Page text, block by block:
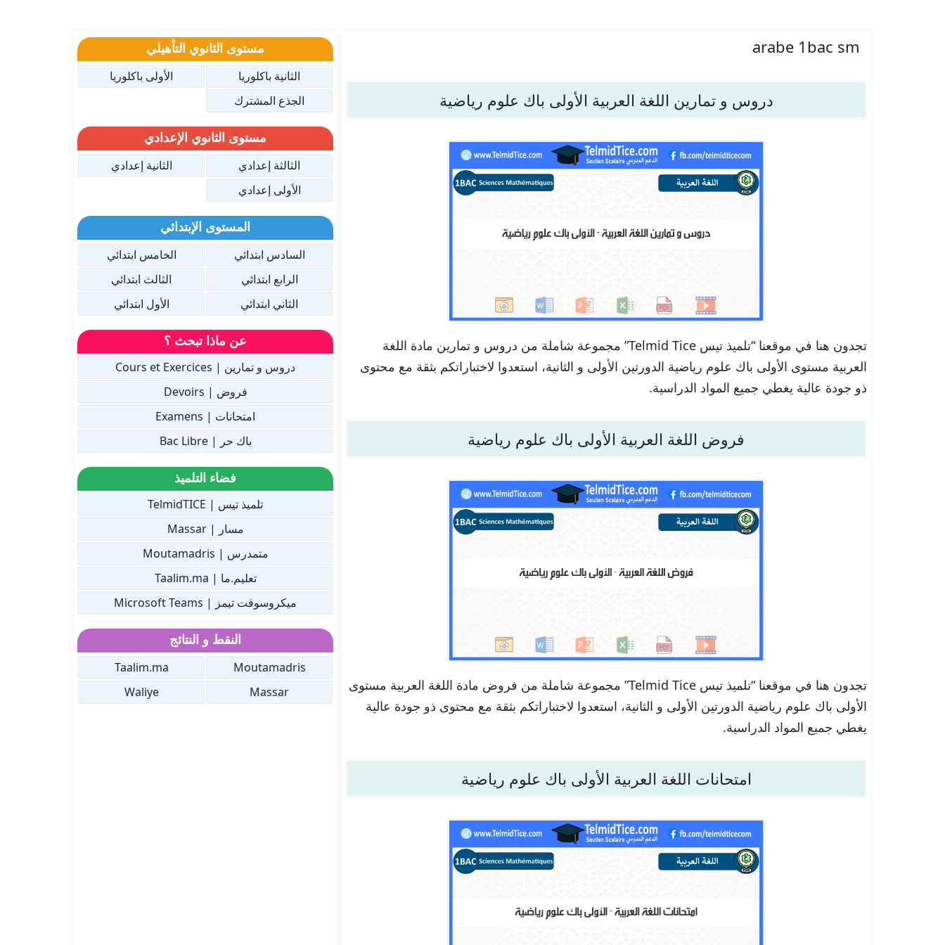
arabe 1bac sm
دروس و تمارين اللغة العربية الأولى باك علوم رياضية
تجدون هنا في موقعنا “تلميذ تيس Telmid Tice” مجموعة شاملة من دروس و تمارين مادة اللغة
العربية مستوى الأولى باك علوم رياضية الدورتين الأولى و الثانية، استعدوا لاختباراتكم بثقة مع محتوى
ذو جودة عالية يغطي جميع المواد الدراسية.
فروض اللغة العربية الأولى باك علوم رياضية
تجدون هنا في موقعنا “تلميذ تيس Telmid Tice” مجموعة شاملة من فروض مادة اللغة العربية مستوى
الأولى باك علوم رياضية الدورتين الأولى و الثانية، استعدوا لاختباراتكم بثقة مع محتوى ذو جودة عالية
يغطي جميع المواد الدراسية.
امتحانات اللغة العربية الأولى باك علوم رياضية
مستوى الثانوي التأهيلي
الثانية باكلوريا
الأولى باكلوريا
الجذع المشترك
مستوى الثانوي الإعدادي
الثالثة إعدادي
الثانية إعدادي
الأولى إعدادي
المستوى الإبتدائي
السادس ابتدائي
الخامس ابتدائي
الرابع ابتدائي
الثالث ابتدائي
الثاني ابتدائي
الأول ابتدائي
عن ماذا تبحث ؟
دروس و تمارين | Cours et Exercices
فروض | Devoirs
امتحانات | Examens
باك حر | Bac Libre
فضاء التلميذ
تلميذ تيس | TelmidTICE
مسار | Massar
متمدرس | Moutamadris
تعليم.ما | Taalim.ma
ميكروسوفت تيمز | Microsoft Teams
النقط و النتائج
Moutamadris
Taalim.ma
Massar
Waliye